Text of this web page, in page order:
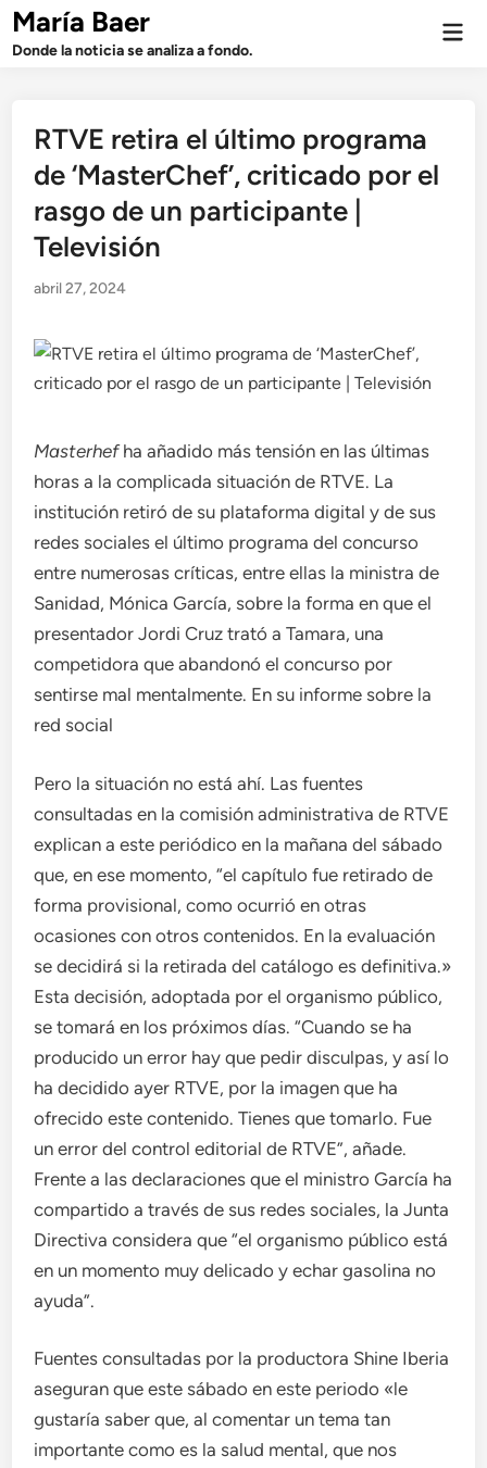
Saltar
contenido
María Baer
Donde la noticia se analiza a fondo.
RTVE retira el último programa
de ‘MasterChef’, criticado por el
rasgo de un participante |
Televisión
abril 27, 2024
Masterhefha añadido más tensión en las últimas
horas a la complicada situación de RTVE. La
institución retiró de su plataforma digital y de sus
redes sociales el último programa del concurso
entre numerosas críticas, entre ellas la ministra de
Sanidad, Mónica García, sobre la forma en que el
presentador Jordi Cruz trató a Tamara, una
competidora que abandonó el concurso por
sentirse mal mentalmente. En su informe sobre la
red social
Pero la situación no está ahí. Las fuentes
consultadas en la comisión administrativa de RTVE
explican a este periódico en la mañana del sábado
que, en ese momento, “el capítulo fue retirado de
forma provisional, como ocurrió en otras
ocasiones con otros contenidos. En la evaluación
se decidirá si la retirada del catálogo es definitiva.»
Esta decisión, adoptada por el organismo público,
se tomará en los próximos días. “Cuando se ha
producido un error hay que pedir disculpas, y así lo
ha decidido ayer RTVE, por la imagen que ha
ofrecido este contenido. Tienes que tomarlo. Fue
un error del control editorial de RTVE”, añade.
Frente a las declaraciones que el ministro García ha
compartido a través de sus redes sociales, la Junta
Directiva considera que “el organismo público está
en un momento muy delicado y echar gasolina no
ayuda”.
Fuentes consultadas por la productora Shine Iberia
aseguran que este sábado en este periodo «le
gustaría saber que, al comentar un tema tan
importante como es la salud mental, que nos